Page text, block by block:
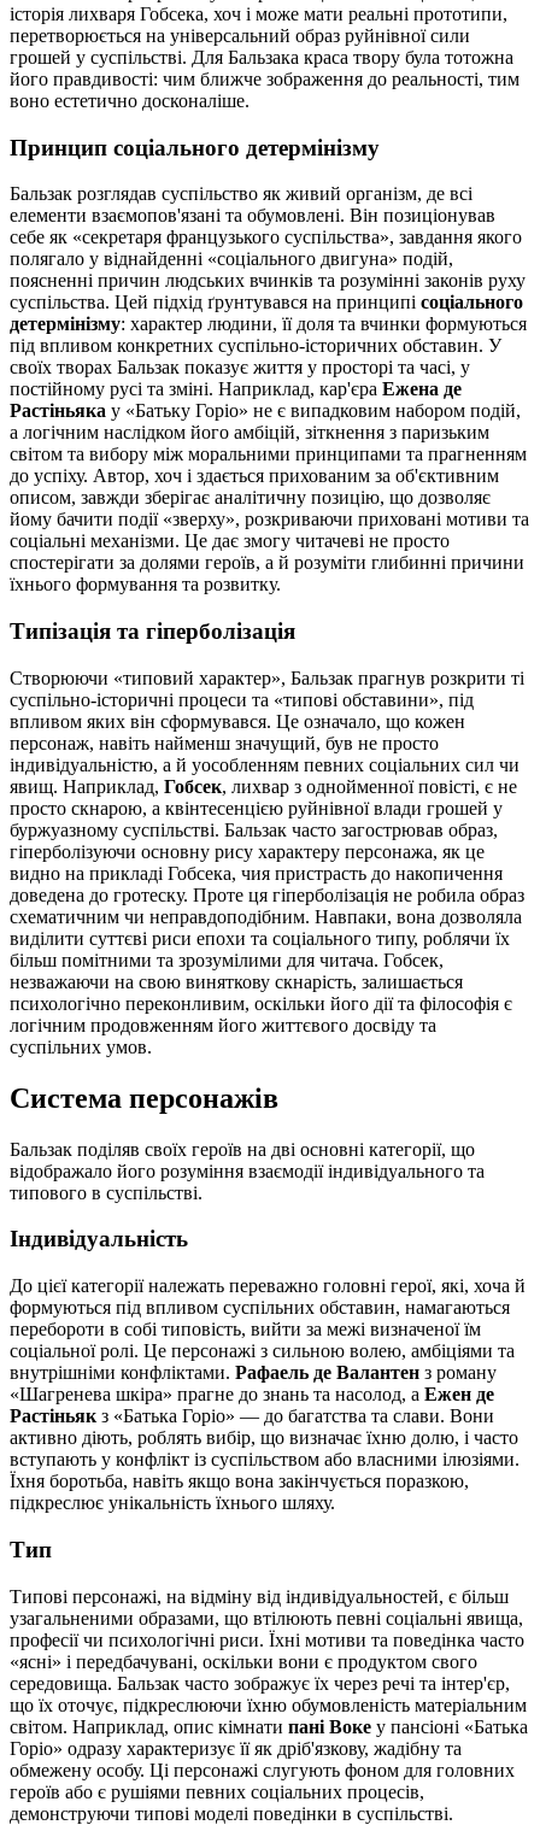
історія лихваря Гобсека, хоч і може мати реальні прототипи,
перетворюється на універсальний образ руйнівної сили
грошей у суспільстві. Для Бальзака краса твору була тотожна
його правдивості: чим ближче зображення до реальності, тим
воно естетично досконаліше.
Принцип соціального детермінізму
Бальзак розглядав суспільство як живий організм, де всі
елементи взаємопов'язані та обумовлені. Він позиціонував
себе як «секретаря французького суспільства», завдання якого
полягало у віднайденні «соціального двигуна» подій,
поясненні причин людських вчинків та розумінні законів руху
суспільства. Цей підхід ґрунтувався на принципі соціального
детермінізму: характер людини, її доля та вчинки формуються
під впливом конкретних суспільно-історичних обставин. У
своїх творах Бальзак показує життя у просторі та часі, у
постійному русі та зміні. Наприклад, кар'єра Ежена де
Растіньяка у «Батьку Горіо» не є випадковим набором подій,
а логічним наслідком його амбіцій, зіткнення з паризьким
світом та вибору між моральними принципами та прагненням
до успіху. Автор, хоч і здається прихованим за об'єктивним
описом, завжди зберігає аналітичну позицію, що дозволяє
йому бачити події «зверху», розкриваючи приховані мотиви та
соціальні механізми. Це дає змогу читачеві не просто
спостерігати за долями героїв, а й розуміти глибинні причини
їхнього формування та розвитку.
Типізація та гіперболізація
Створюючи «типовий характер», Бальзак прагнув розкрити ті
суспільно-історичні процеси та «типові обставини», під
впливом яких він сформувався. Це означало, що кожен
персонаж, навіть найменш значущий, був не просто
індивідуальністю, а й уособленням певних соціальних сил чи
явищ. Наприклад, Гобсек, лихвар з однойменної повісті, є не
просто скнарою, а квінтесенцією руйнівної влади грошей у
буржуазному суспільстві. Бальзак часто загострював образ,
гіперболізуючи основну рису характеру персонажа, як це
видно на прикладі Гобсека, чия пристрасть до накопичення
доведена до гротеску. Проте ця гіперболізація не робила образ
схематичним чи неправдоподібним. Навпаки, вона дозволяла
виділити суттєві риси епохи та соціального типу, роблячи їх
більш помітними та зрозумілими для читача. Гобсек,
незважаючи на свою виняткову скнарість, залишається
психологічно переконливим, оскільки його дії та філософія є
логічним продовженням його життєвого досвіду та
суспільних умов.
Система персонажів
Бальзак поділяв своїх героїв на дві основні категорії, що
відображало його розуміння взаємодії індивідуального та
типового в суспільстві.
Індивідуальність
До цієї категорії належать переважно головні герої, які, хоча й
формуються під впливом суспільних обставин, намагаються
перебороти в собі типовість, вийти за межі визначеної їм
соціальної ролі. Це персонажі з сильною волею, амбіціями та
внутрішніми конфліктами. Рафаель де Валантен з роману
«Шагренева шкіра» прагне до знань та насолод, а Ежен де
Растіньяк з «Батька Горіо» — до багатства та слави. Вони
активно діють, роблять вибір, що визначає їхню долю, і часто
вступають у конфлікт із суспільством або власними ілюзіями.
Їхня боротьба, навіть якщо вона закінчується поразкою,
підкреслює унікальність їхнього шляху.
Тип
Типові персонажі, на відміну від індивідуальностей, є більш
узагальненими образами, що втілюють певні соціальні явища,
професії чи психологічні риси. Їхні мотиви та поведінка часто
«ясні» і передбачувані, оскільки вони є продуктом свого
середовища. Бальзак часто зображує їх через речі та інтер'єр,
що їх оточує, підкреслюючи їхню обумовленість матеріальним
світом. Наприклад, опис кімнати пані Воке у пансіоні «Батька
Горіо» одразу характеризує її як дріб'язкову, жадібну та
обмежену особу. Ці персонажі слугують фоном для головних
героїв або є рушіями певних соціальних процесів,
демонструючи типові моделі поведінки в суспільстві.